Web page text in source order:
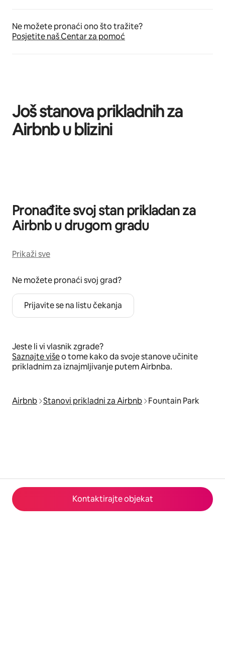
Kontaktirajte objekat
Ne možete pronaći ono što tražite?
Posjetite naš Centar za pomoć
Još stanova prikladnih za
Airbnb u blizini
Pronađite svoj stan prikladan za
Airbnb u drugom gradu
Prikaži sve
Ne možete pronaći svoj grad?
Prijavite se na listu čekanja
Jeste li vi vlasnik zgrade?
Saznajte višeo tome kako da svoje stanove učinite
prikladnim za iznajmljivanje putem Airbnba.
Airbnb Stanovi prikladni za Airbnb Fountain Park